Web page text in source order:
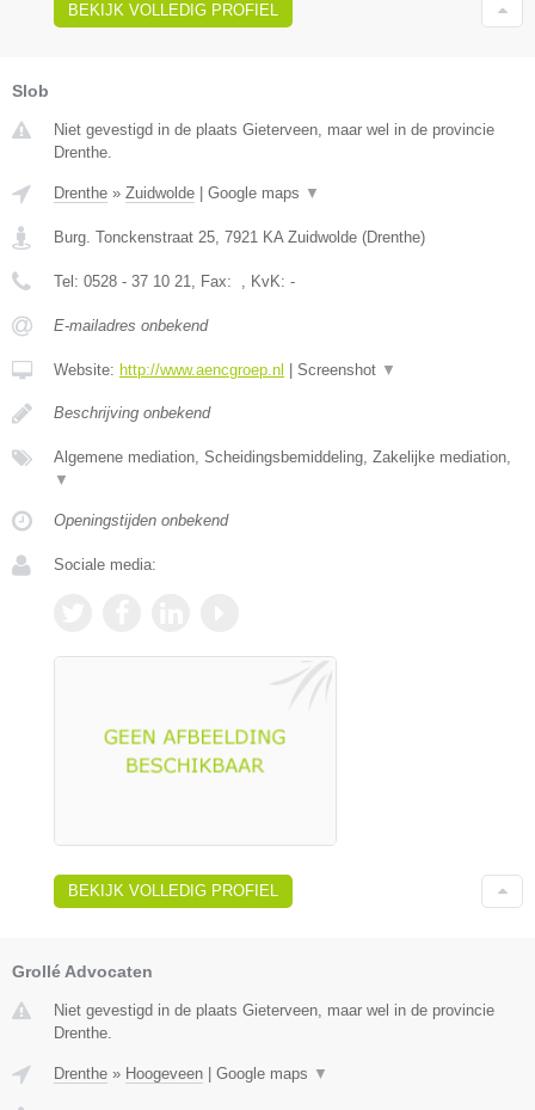
BEKIJK VOLLEDIG PROFIEL
Slob
Niet gevestigd in de plaats Gieterveen, maar wel in de provincie
Drenthe.
Drenthe » Zuidwolde Google maps ▼
Burg. Tonckenstraat 25, 7921 KA Zuidwolde (Drenthe)
Tel: 0528 - 37 10 21, Fax: , KvK: -
E-mailadres onbekend
Website: http://www.aencgroep.nl Screenshot ▼
Beschrijving onbekend
Algemene mediation, Scheidingsbemiddeling, Zakelijke mediation,
▼
Openingstijden onbekend
Sociale media:
BEKIJK VOLLEDIG PROFIEL
Grollé Advocaten
Niet gevestigd in de plaats Gieterveen, maar wel in de provincie
Drenthe.
Drenthe » Hoogeveen Google maps ▼